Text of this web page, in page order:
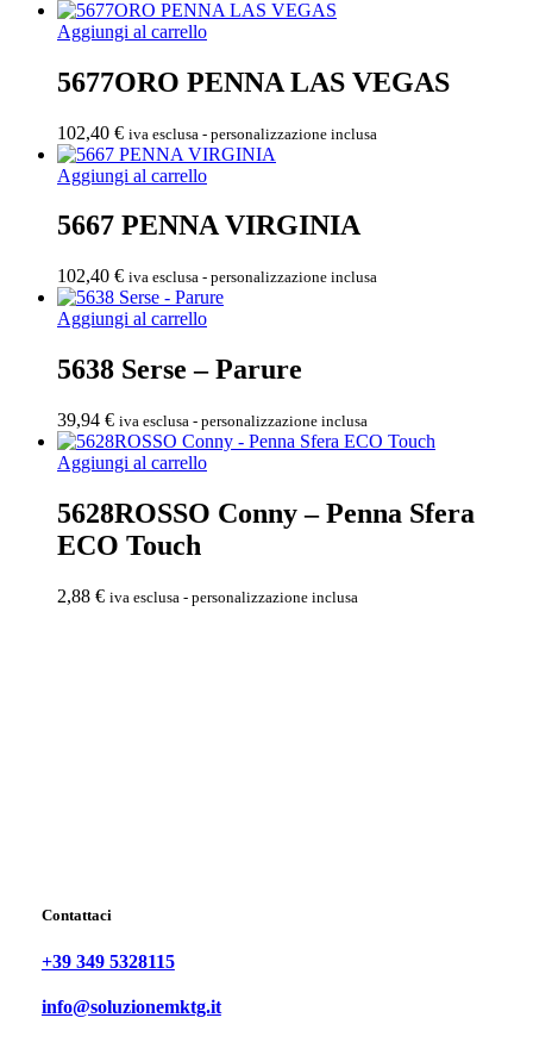
Aggiungi al carrello
5677ORO PENNA LAS VEGAS
102,40 € iva esclusa - personalizzazione inclusa
Aggiungi al carrello
5667 PENNA VIRGINIA
102,40 € iva esclusa - personalizzazione inclusa
Aggiungi al carrello
5638 Serse – Parure
39,94 € iva esclusa - personalizzazione inclusa
Aggiungi al carrello
5628ROSSO Conny – Penna Sfera
ECO Touch
2,88 € iva esclusa - personalizzazione inclusa
Contattaci
+39 349 5328115
info@soluzionemktg.it